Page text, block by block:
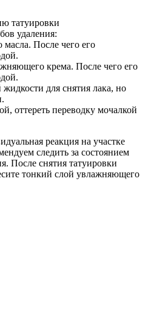
татуировки
удаления:
После чего его
крема. После чего его
для снятия лака, но
оттереть переводку мочалкой
реакция на участке
следить за состоянием
После снятия татуировки
тонкий слой увлажняющего